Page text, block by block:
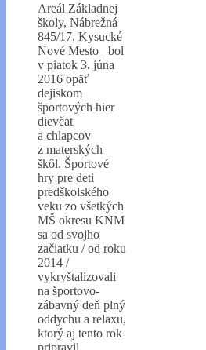
Areál Základnej
školy, Nábrežná
845/17, Kysucké
Nové Mesto bol
v piatok 3. júna
2016 opäť
dejiskom
športových hier
dievčat
a chlapcov
z materských
škôl. Športové
hry pre deti
predškolského
veku zo všetkých
MŠ okresu KNM
sa od svojho
začiatku / od roku
2014 /
vykryštalizovali
na športovo-
zábavný deň plný
oddychu a relaxu,
ktorý aj tento rok
pripravil